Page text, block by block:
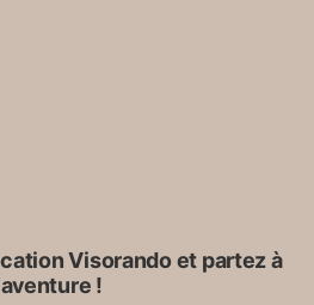
Visorando et partez à
!